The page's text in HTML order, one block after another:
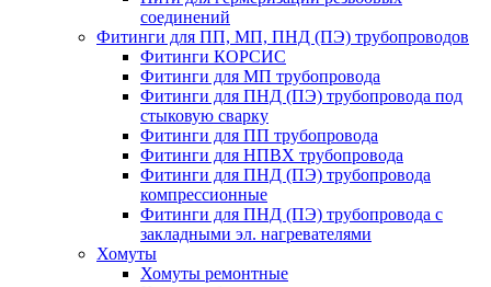
соединений
Фитинги для ПП, МП, ПНД (ПЭ) трубопроводов
Фитинги КОРСИС
Фитинги для МП трубопровода
Фитинги для ПНД (ПЭ) трубопровода под
стыковую сварку
Фитинги для ПП трубопровода
Фитинги для НПВХ трубопровода
Фитинги для ПНД (ПЭ) трубопровода
компрессионные
Фитинги для ПНД (ПЭ) трубопровода с
закладными эл. нагревателями
Хомуты
Хомуты ремонтные